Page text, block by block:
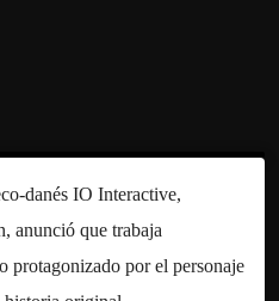
danés IO Interactive,
anunció que trabaja
protagonizado por el personaje